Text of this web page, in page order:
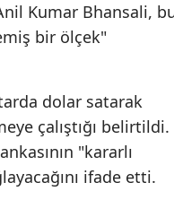
Kumar Bhansali,
bir ölçek"
dolar satarak
çalıştığı belirtildi.
"kararlı
ifade etti.